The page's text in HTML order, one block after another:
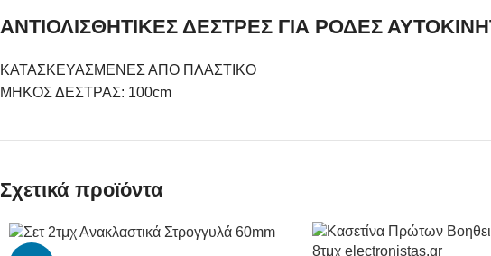
ΑΝΤΙΟΛΙΣΘΗΤΙΚΕΣ ΔΕΣΤΡΕΣ ΓΙΑ ΡΟΔΕΣ
ΚΑΤΑΣΚΕΥΑΣΜΕΝΕΣ ΑΠΟ ΠΛΑΣΤΙΚΟ
ΜΗΚΟΣ ΔΕΣΤΡΑΣ: 100cm
Σχετικά προϊόντα